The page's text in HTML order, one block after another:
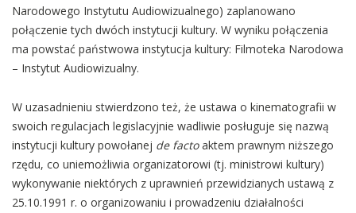
Narodowego Instytutu Audiowizualnego) zaplanowano
połączenie tych dwóch instytucji kultury. W wyniku połączenia
ma powstać państwowa instytucja kultury: Filmoteka Narodowa
– Instytut Audiowizualny.
W uzasadnieniu stwierdzono też, że ustawa o kinematografii w
swoich regulacjach legislacyjnie wadliwie posługuje się nazwą
instytucji kultury powołanej de factoaktem prawnym niższego
rzędu, co uniemożliwia organizatorowi (tj. ministrowi kultury)
wykonywanie niektórych z uprawnień przewidzianych ustawą z
25.10.1991 r. o organizowaniu i prowadzeniu działalności